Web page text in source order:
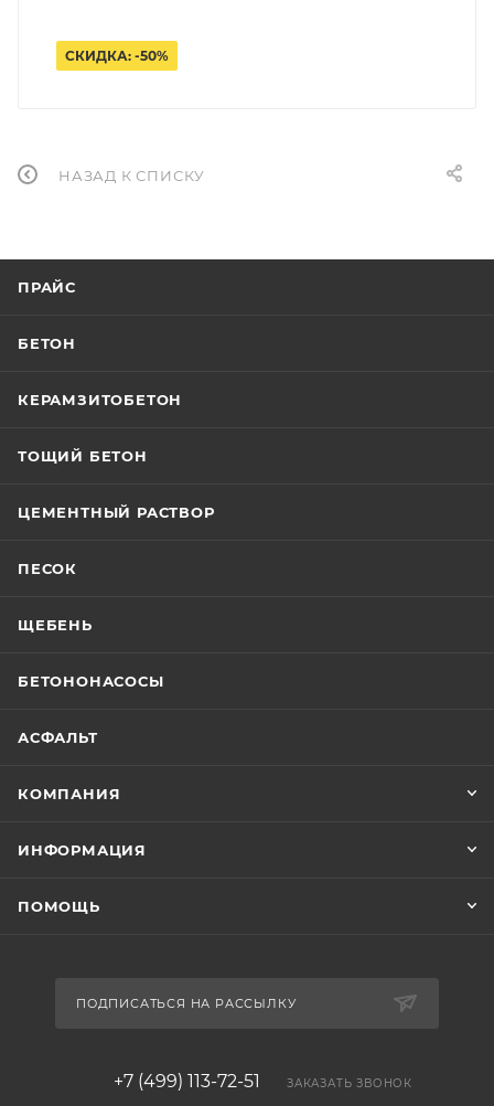
СКИДКА: -50%
НАЗАД К СПИСКУ
ПРАЙС
БЕТОН
КЕРАМЗИТОБЕТОН
ТОЩИЙ БЕТОН
ЦЕМЕНТНЫЙ РАСТВОР
ПЕСОК
ЩЕБЕНЬ
БЕТОНОНАСОСЫ
АСФАЛЬТ
КОМПАНИЯ
ИНФОРМАЦИЯ
ПОМОЩЬ
ПОДПИСАТЬСЯ НА РАССЫЛКУ
+7 (499) 113-72-51 ЗАКАЗАТЬ ЗВОНОК